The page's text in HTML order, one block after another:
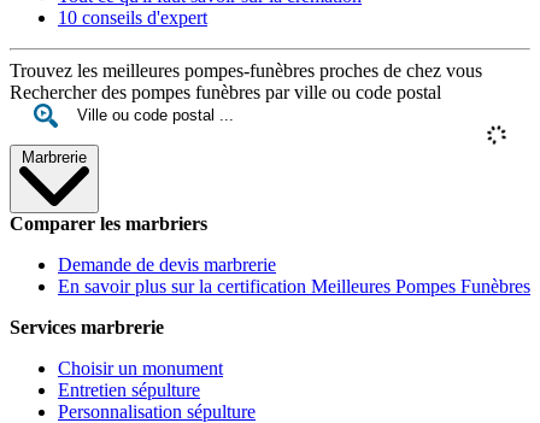
10 conseils d'expert
Trouvez les meilleures pompes-funèbres proches de chez vous
Rechercher des pompes funèbres par ville ou code postal
Marbrerie
Comparer les marbriers
Demande de devis marbrerie
En savoir plus sur la certification Meilleures Pompes Funèbres
Services marbrerie
Choisir un monument
Entretien sépulture
Personnalisation sépulture